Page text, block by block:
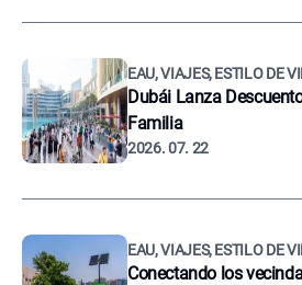
EAU, VIAJES, ESTILO DE
Dubái Lanza
Familia
2026. 07. 22
EAU, VIAJES, ESTILO DE
Conectando los